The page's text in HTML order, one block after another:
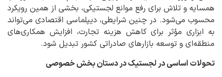
همسایه و تلاش برای رفع موانع لجستیکی، بخشی از همین رویکرد
محسوب می‌شود. در چنین شرایطی، دیپلماسی اقتصادی می‌تواند
به ابزاری مؤثر برای کاهش هزینه تجارت، افزایش همکاری‌های
منطقه‌ای و توسعه بازارهای صادراتی کشور تبدیل شود.
تحولات اساسی در لجستیک در دستان بخش خصوصی